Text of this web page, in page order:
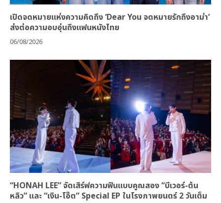
เปิดจดหมายแห่งความคิดถึง ‘Dear You จดหมายรักถึงอาม่า’
ส่งต่อความอบอุ่นถึงแฟนหนังไทย
06/08/2026
“HONAH LEE” จัดเสิร์ฟความฟินแบบคูณสอง “บีเวอร์-ต้น
หลิว” และ “เงิน-โอ๊ต” Special EP ในโรงภาพยนตร์ 2 วันเต็ม